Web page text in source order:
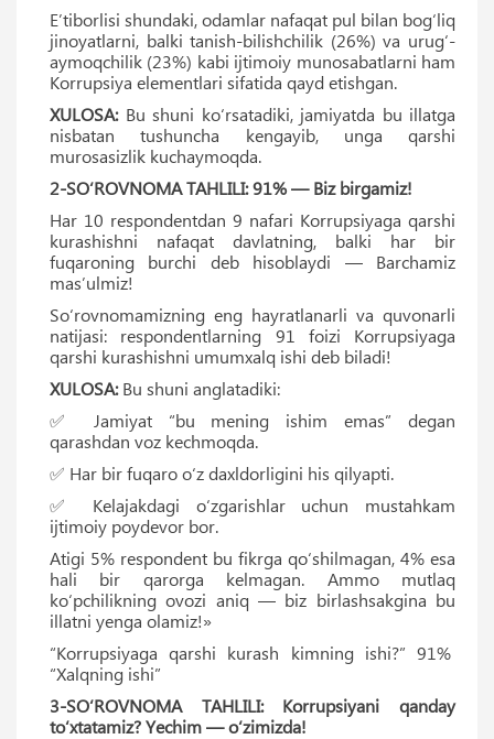
Eʼtiborlisi shundaki, odamlar nafaqat pul bilan bog‘liq
jinoyatlarni, balki tanish-bilishchilik (26%) va urug‘-
aymoqchilik (23%) kabi ijtimoiy munosabatlarni ham
Korrupsiya elementlari sifatida qayd etishgan.
XULOSA:Bu shuni ko‘rsatadiki, jamiyatda bu illatga
nisbatan tushuncha kengayib, unga qarshi
murosasizlik kuchaymoqda.
2-SO‘ROVNOMA TAHLILI: 91% — Biz birgamiz!
Har 10 respondentdan 9 nafari Korrupsiyaga qarshi
kurashishni nafaqat davlatning, balki har bir
fuqaroning burchi deb hisoblaydi — Barchamiz
masʼulmiz!
So‘rovnomamizning eng hayratlanarli va quvonarli
natijasi: respondentlarning 91 foizi Korrupsiyaga
qarshi kurashishni umumxalq ishi deb biladi!
XULOSA:Bu shuni anglatadiki:
✅ Jamiyat “bu mening ishim emas” degan
qarashdan voz kechmoqda.
✅ Har bir fuqaro o‘z daxldorligini his qilyapti.
✅ Kelajakdagi o‘zgarishlar uchun mustahkam
ijtimoiy poydevor bor.
Atigi 5% respondent bu fikrga qo‘shilmagan, 4% esa
hali bir qarorga kelmagan. Ammo mutlaq
ko‘pchilikning ovozi aniq — biz birlashsakgina bu
illatni yenga olamiz!»
“Korrupsiyaga qarshi kurash kimning ishi?” 91%
“Xalqning ishi”
3-SO‘ROVNOMA TAHLILI: Korrupsiyani qanday
to‘xtatamiz? Yechim — o‘zimizda!